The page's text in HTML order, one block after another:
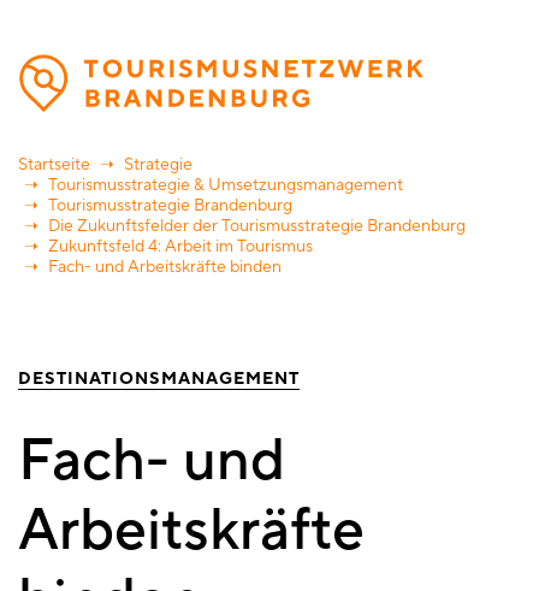
Direkt
zum
Inhalt
Startseite
Strategie
Tourismusstrategie & Umsetzungsmanagement
Tourismusstrategie Brandenburg
Die Zukunftsfelder der Tourismusstrategie Brandenburg
Zukunftsfeld 4: Arbeit im Tourismus
Fach- und Arbeitskräfte binden
DESTINATIONSMANAGEMENT
Fach- und
Arbeitskräfte